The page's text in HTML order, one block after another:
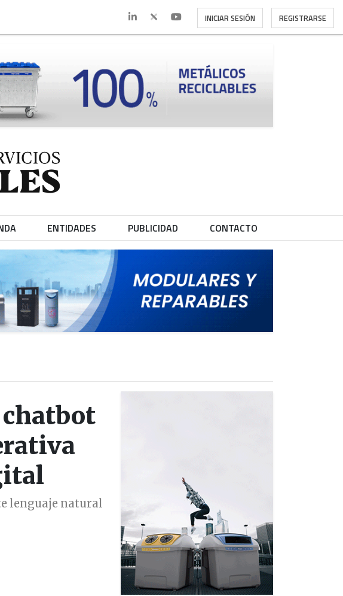
INICIAR SESIÓN REGISTRARSE
ENTIDADES PUBLICIDAD CONTACTO
chatbot
lenguaje natural